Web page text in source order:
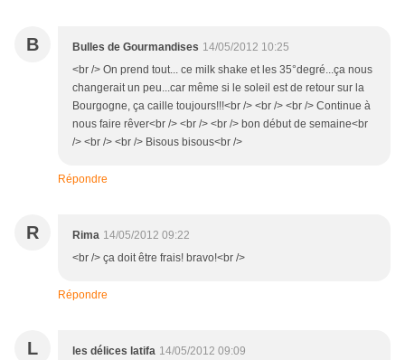
B Bulles de Gourmandises 14/05/2012 10:25
<br /> On prend tout... ce milk shake et les 35°degré...ça nous
changerait un peu...car même si le soleil est de retour sur la
Bourgogne, ça caille toujours!!!<br /> <br /> <br /> Continue à
nous faire rêver<br /> <br /> <br /> bon début de semaine<br
/> <br /> <br /> Bisous bisous<br />
Répondre
R Rima 14/05/2012 09:22
<br /> ça doit être frais! bravo!<br />
Répondre
L les délices latifa 14/05/2012 09:09